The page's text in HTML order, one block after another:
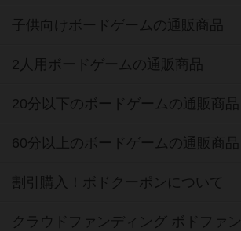
子供向けボードゲームの通販商品
2人用ボードゲームの通販商品
20分以下のボードゲームの通販商品
60分以上のボードゲームの通販商品
割引購入！ボドクーポンについて
クラウドファンディング ボドファン